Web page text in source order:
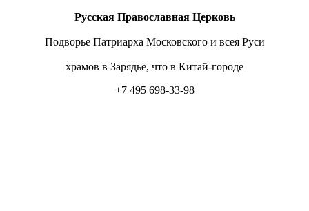
Русская Православная Церковь
Подворье Патриарха Московского и всея Руси
храмов в Зарядье, что в Китай-городе
+7 495 698-33-98